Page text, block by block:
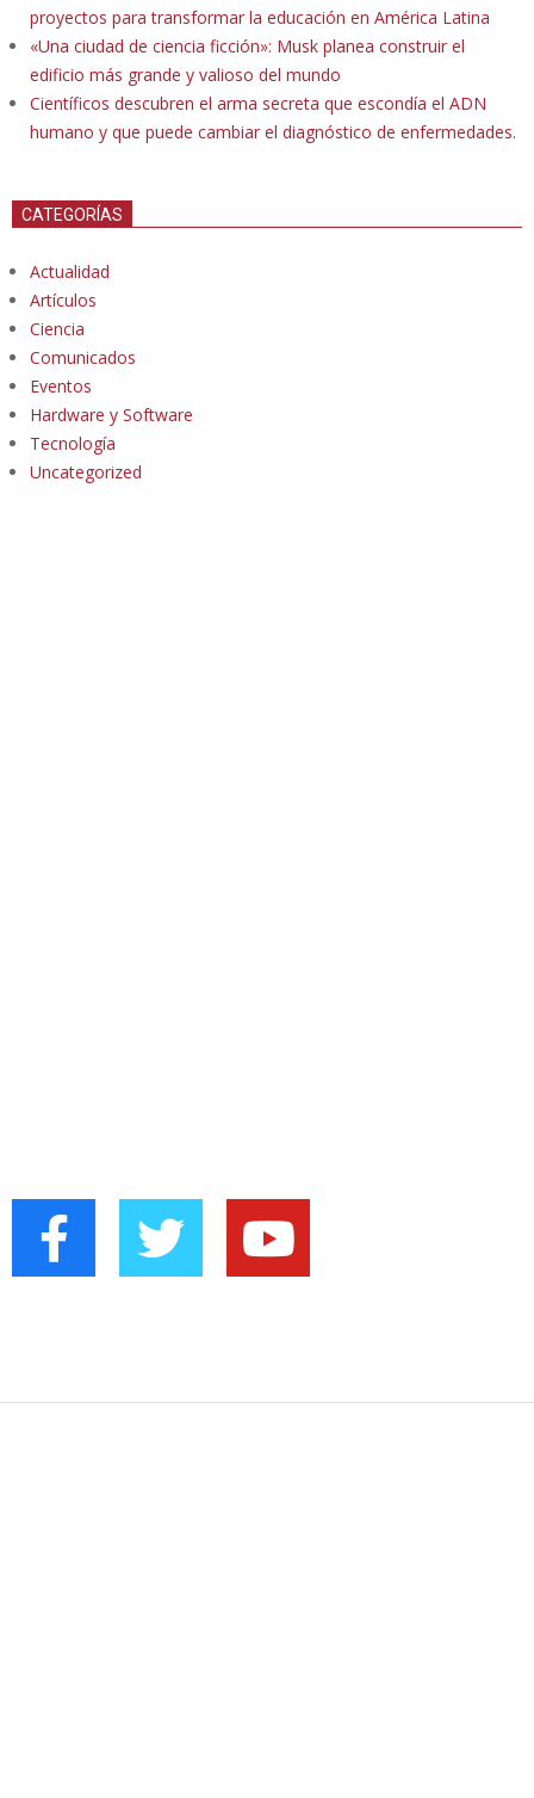
proyectos para transformar la educación en América Latina
«Una ciudad de ciencia ficción»: Musk planea construir el
edificio más grande y valioso del mundo
Científicos descubren el arma secreta que escondía el ADN
humano y que puede cambiar el diagnóstico de enfermedades.
CATEGORÍAS
Actualidad
Artículos
Ciencia
Comunicados
Eventos
Hardware y Software
Tecnología
Uncategorized